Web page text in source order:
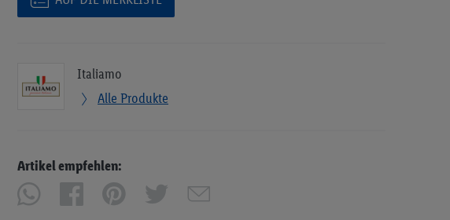
Italiamo
Alle Produkte
Artikel empfehlen: